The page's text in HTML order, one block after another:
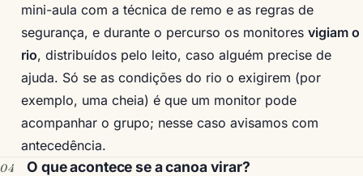
mini-aula com a técnica de remo e as regras de
segurança, e durante o percurso os monitores vigiam o
rio, distribuídos pelo leito, caso alguém precise de
ajuda. Só se as condições do rio o exigirem (por
exemplo, uma cheia) é que um monitor pode
acompanhar o grupo; nesse caso avisamos com
antecedência.
O que acontece se a canoa virar?